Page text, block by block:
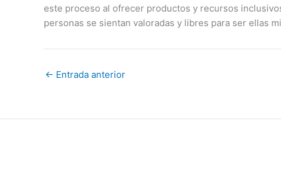
este proceso al ofrecer productos y recursos
personas se sientan valoradas y libres para ser ellas
← Entrada anterior